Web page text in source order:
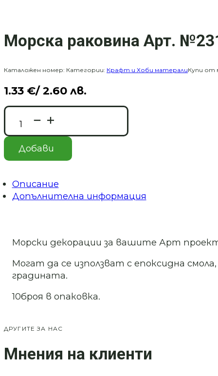
Морска раковина Арт.
Каталожен номер: Категории: Крафт и Хоби матералиКупи от
1.33 €/ 2.60 лв.
количество
за
Морска
раковина
Арт.
№231121
Добави
Описание
Допълнителна информация
Морски декорации за вашите Арт
Могат да се използват с епоксидна
градината.
10броя в опаковка.
ДРУГИТЕ ЗА НАС
Мнения на клиенти